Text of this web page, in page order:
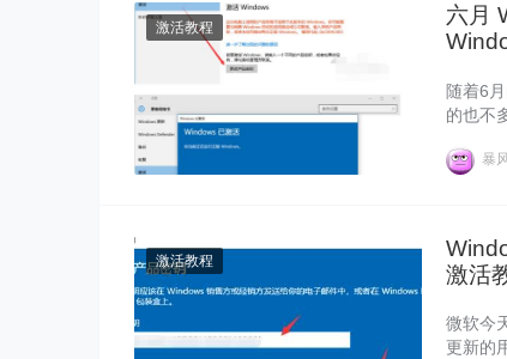
激活教程
六月
随着6
的也不
暴
激活教程
激活
微软今
更新的